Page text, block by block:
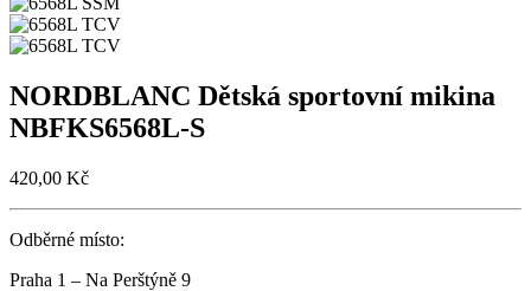
NORDBLANC Dětská sportovní mikina
NBFKS6568L-S
420,00 Kč
Odběrné místo:
Praha 1 – Na Perštýně 9